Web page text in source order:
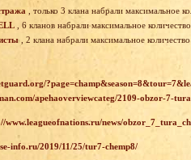
, только 3 клана набрали максимальное
, 6 кланов набрали максимальное
, 2 клана набрали максимальное количество
apehaoverviewcateg/2109-obzor-7-
www.leagueofnations.ru/news/
info.ru/2019/11/25/tur7-chemp8/